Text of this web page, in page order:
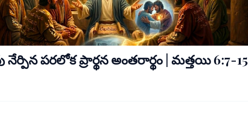
నేర్పిన పరలోక ప్రార్థన అంతరార్థం | మత్తయి 6:7-15